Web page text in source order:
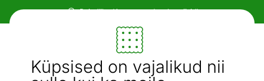
Küpsised on vajalikud nii
Paindlikud ja mugavad makseviisid!
Mööbel ja sisustus - ON24
Otsi...
AI otsing